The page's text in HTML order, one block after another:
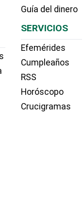
Guía del dinero
SERVICIOS
Efemérides
Cumpleaños
RSS
Horóscopo
Crucigramas